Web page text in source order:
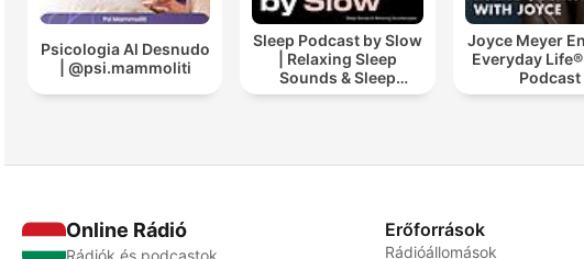
Psicologia Al Desnudo
| @psi.mammoliti
Sleep Podcast by Slow
| Relaxing Sleep
Sounds & Sleep
Stories | Nature Sound
Joyce Meyer
Everyday
Podcast
Online Rádió
Rádiók és podcastok
Erőforrások
Rádióállomások